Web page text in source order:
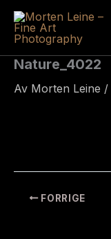
Hopp
rett
innholdet
Nature_4022
Av Morten Leine /
FORRIGE